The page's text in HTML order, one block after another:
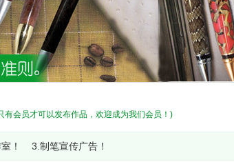
会员才可以发布作品，欢迎成为我们会员！)
！ 3.制笔宣传广告！